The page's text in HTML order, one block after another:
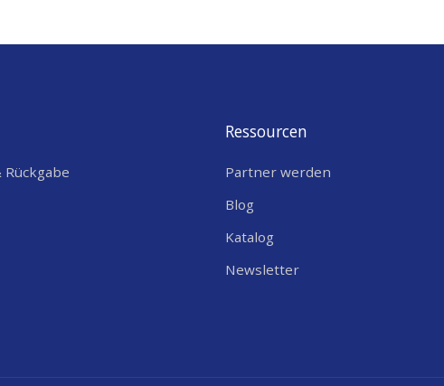
Rückgabe
Ressourcen
Partner werden
Blog
Katalog
Newsletter